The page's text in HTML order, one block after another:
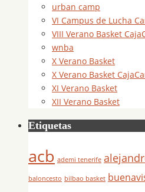
urban camp
VI Campus de Lucha
VIII Verano Basket
wnba
X Verano Basket
X Verano Basket
XI Verano Basket
XII Verano Basket
Etiquetas
acb ademi tenerife
baloncesto bilbao basket